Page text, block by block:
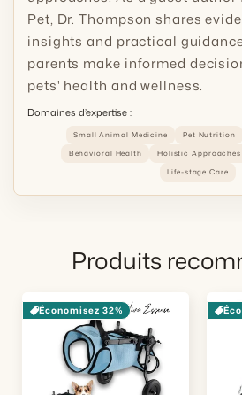
Pet, Dr. Thompson shares
insights and practical
parents make informed
pets' health and wellness.
Domaines d’expertise :
Small Animal Medicine Pet Nutrition
Behavioral Health
Holistic Approaches
Life-stage Care
Produits
Économisez 32%